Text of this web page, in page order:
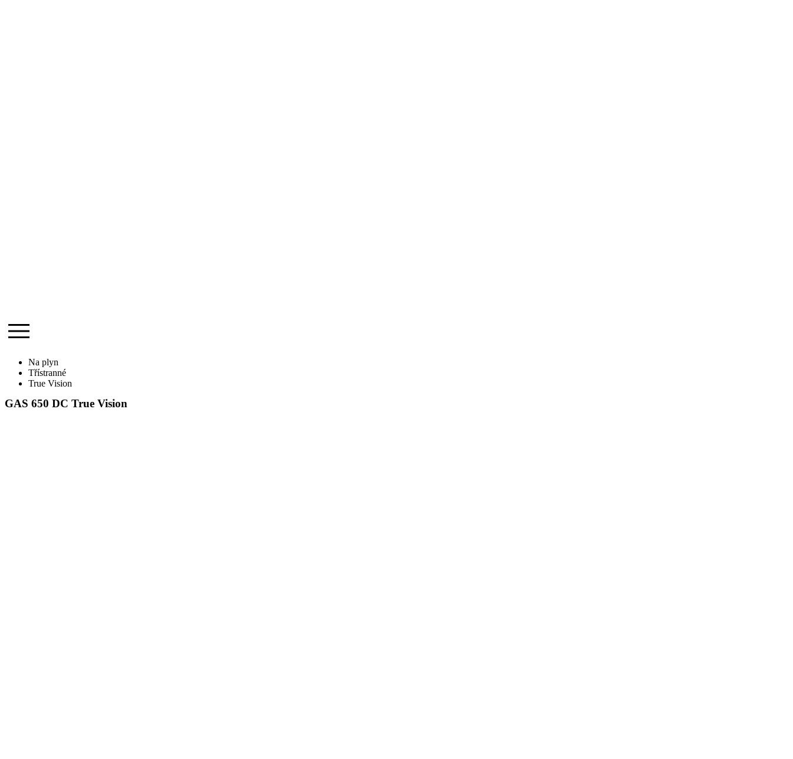
Na plyn
Třístranné
True Vision
GAS 650 DC True Vision